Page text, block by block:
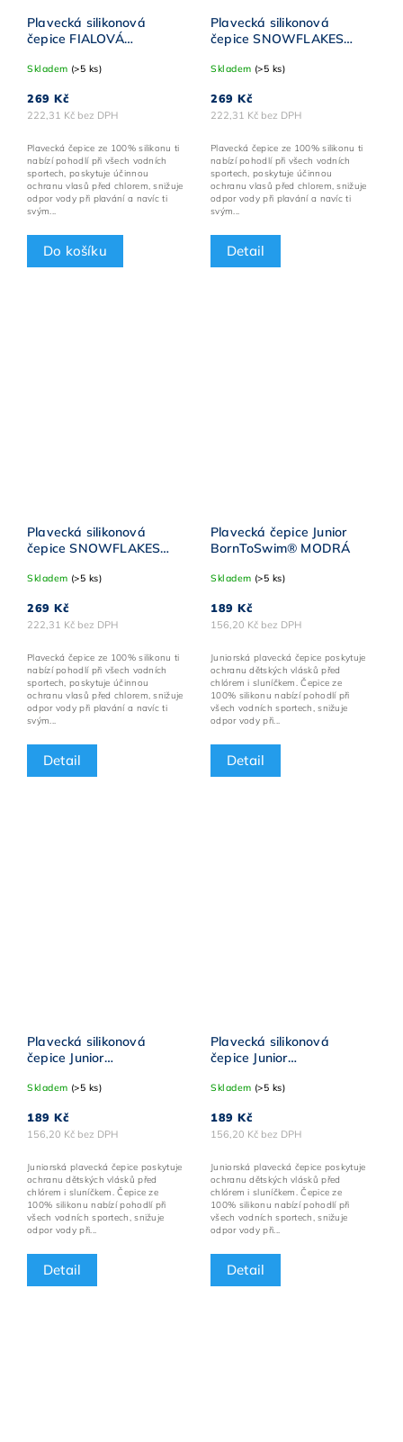
Plavecká silikonová
čepice FIALOVÁ
BÍLÉ logo
Skladem (>5 ks)
222,31 Kč bez DPH
269 Kč
Do košíku
Plavecká čepice ze 100% silikonu ti
nabízí pohodlí při všech vodních
sportech, poskytuje účinnou
ochranu vlasů před chlorem, snižuje
odpor vody při plavání a navíc ti
svým...
Plavecká silikonová
čepice SNOWFLAKES
Skladem (>5 ks)
222,31 Kč bez DPH
269 Kč
Detail
Plavecká čepice ze 100% silikonu ti
nabízí pohodlí při všech vodních
sportech, poskytuje účinnou
ochranu vlasů před chlorem, snižuje
odpor vody při plavání a navíc ti
svým...
Plavecká silikonová
čepice SNOWFLAKES
Skladem (>5 ks)
222,31 Kč bez DPH
269 Kč
Detail
Plavecká čepice ze 100% silikonu ti
nabízí pohodlí při všech vodních
sportech, poskytuje účinnou
ochranu vlasů před chlorem, snižuje
odpor vody při plavání a navíc ti
svým...
Plavecká čepice Junior
BornToSwim® MODRÁ
Skladem (>5 ks)
156,20 Kč bez DPH
189 Kč
Detail
Juniorská plavecká čepice poskytuje
ochranu dětských vlásků před
chlórem i sluníčkem. Čepice ze
100% silikonu nabízí pohodlí při
všech vodních sportech, snižuje
odpor vody při...
Plavecká silikonová
čepice Junior
ČERVENÁ-KORÁLOVÁ
Skladem (>5 ks)
156,20 Kč bez DPH
189 Kč
Detail
Juniorská plavecká čepice poskytuje
ochranu dětských vlásků před
chlórem i sluníčkem. Čepice ze
100% silikonu nabízí pohodlí při
všech vodních sportech, snižuje
odpor vody při...
Plavecká silikonová
čepice Junior
Skladem (>5 ks)
156,20 Kč bez DPH
189 Kč
Detail
Juniorská plavecká čepice poskytuje
ochranu dětských vlásků před
chlórem i sluníčkem. Čepice ze
100% silikonu nabízí pohodlí při
všech vodních sportech, snižuje
odpor vody při...